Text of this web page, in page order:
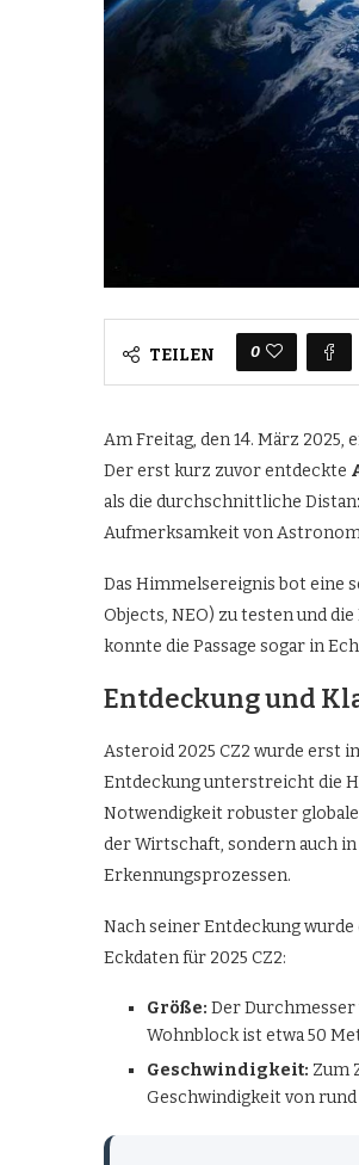
TEILEN 0
Am Freitag, den 14. März
Der erst kurz zuvor entdeckte
als die durchschnittliche
Aufmerksamkeit von
Das Himmelsereignis bot eine
Objects, NEO) zu testen und
konnte die Passage sogar in
Entdeckung und
Asteroid 2025 CZ2 wurde erst
Entdeckung unterstreicht die
Notwendigkeit robuster
der Wirtschaft, sondern auch
Erkennungsprozessen.
Nach seiner Entdeckung
Eckdaten für 2025 CZ2:
Größe: Der Durchmesser
Wohnblock ist etwa 50
Geschwindigkeit: Zum
Geschwindigkeit von rund